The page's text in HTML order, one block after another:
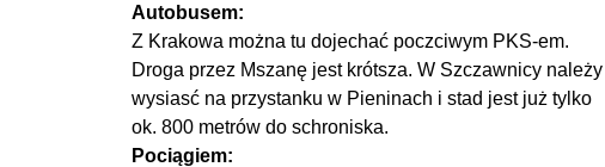
Autobusem:
Z Krakowa można tu dojechać poczciwym PKS-em.
Droga przez Mszanę jest krótsza. W Szczawnicy należy
wysiasć na przystanku w Pieninach i stad jest już tylko
ok. 800 metrów do schroniska.
Pociągiem: